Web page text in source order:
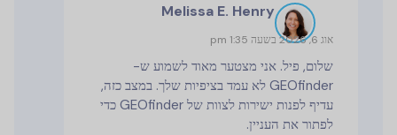
Melissa E. Henry
אוג 6, 2026 בשעה 1:35 pm
שלום, פיל. אני מצטער מאוד לשמוע ש-
GEOfinder לא עמד בציפיות שלך. במצב כזה,
עדיף לפנות ישירות לצוות של GEOfinder כדי
לפתור את העניין.